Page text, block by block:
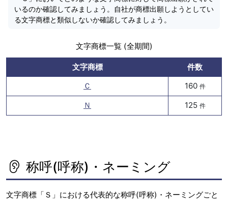
いるのか確認してみましょう。自社が商標出願しようとしてい
る文字商標と類似しないか確認してみましょう。
文字商標一覧 (全期間)
文字商標
件数
Ｃ
160 件
Ｎ 125 件
称呼(呼称)・ネーミング
文字商標「Ｓ」における代表的な称呼(呼称)・ネーミングごと